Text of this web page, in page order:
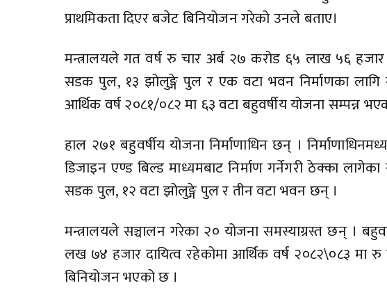
प्राथमिकता दिएर बजेट बिनियोजन गरेको उनले बताए।
मन्त्रालयले गत वर्ष रु चार अर्ब २७ करोड ६५ लाख ५६
सडक पुल, १३ झोलुङ्गे पुल र एक वटा भवन निर्माणका लागि
आर्थिक वर्ष २०८१/०८२ मा ६३ वटा बहुवर्षीय योजना सम्पन्न
हाल २७१ बहुवर्षीय योजना निर्माणाधिन छन् ।
डिजाइन एण्ड बिल्ड माध्यमबाट निर्माण गर्नेगरी ठेक्का
सडक पुल, १२ वटा झोलुङ्गे पुल र तीन वटा भवन छन् ।
मन्त्रालयले सञ्चालन गरेका २० योजना समस्याग्रस्त छन् ।
लख ७४ हजार दायित्व रहेकोमा आर्थिक वर्ष २०८२\०८३ मा
बिनियोजन भएको छ ।